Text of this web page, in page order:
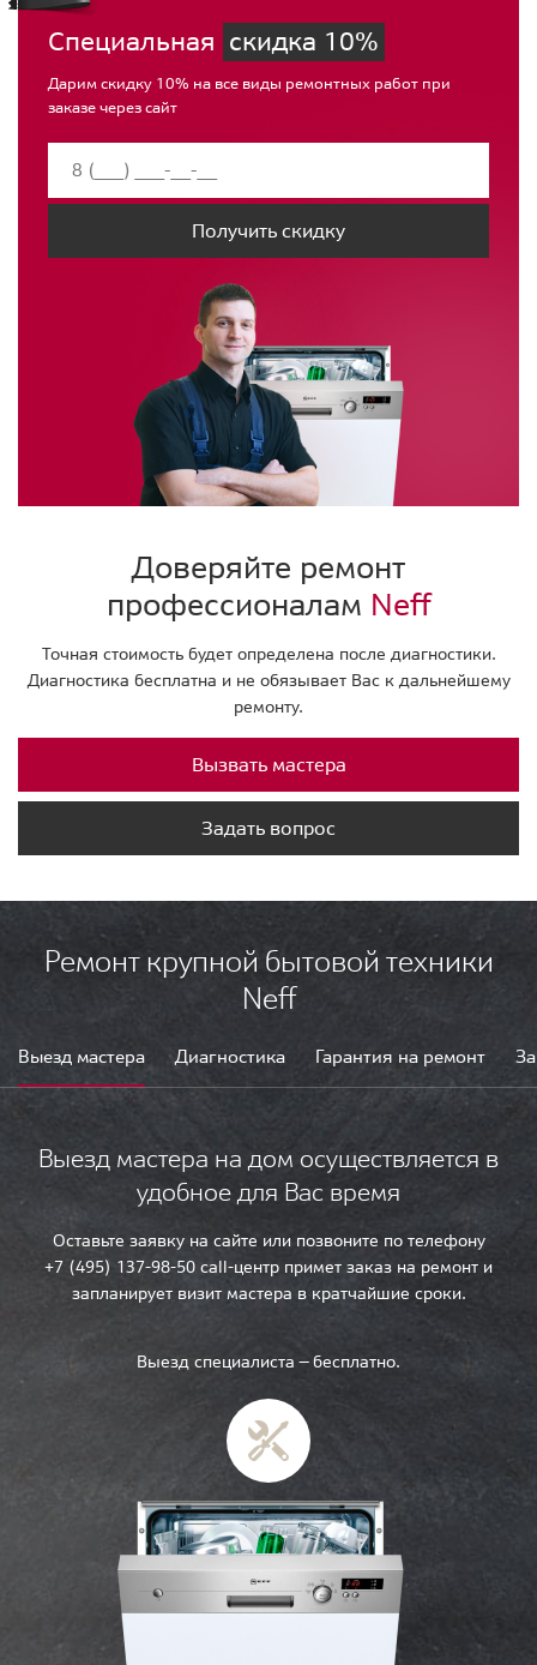
Специальная скидка 10%
Дарим скидку 10% на все виды ремонтных работ при
заказе через сайт
Получить скидку
Доверяйте ремонт
профессионалам Neff
Точная стоимость будет определена после диагностики.
Диагностика бесплатна и не обязывает Вас к дальнейшему
ремонту.
Вызвать мастера
Задать вопрос
Ремонт крупной бытовой техники
Neff
Выезд мастера Диагностика Гарантия на ремонт
Выезд мастера на дом осуществляется в
удобное для Вас время
Оставьте заявку на сайте или позвоните по телефону
+7 (495) 137-98-50 call-центр примет заказ на ремонт и
запланирует визит мастера в кратчайшие сроки.
Выезд специалиста — бесплатно.